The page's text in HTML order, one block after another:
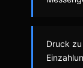
Druck